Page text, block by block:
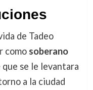
de Tadeo
como soberano
que se le levantara
a la ciudad